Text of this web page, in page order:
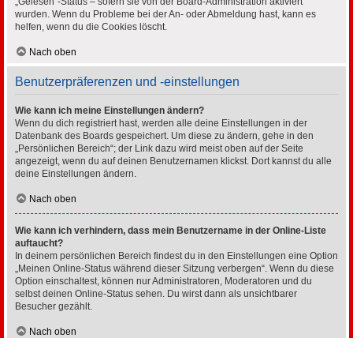
wurden. Wenn du Probleme bei der An- oder Abmeldung hast, kann es
helfen, wenn du die Cookies löscht.
Nach oben
Benutzerpräferenzen und -einstellungen
Wie kann ich meine Einstellungen ändern?
Wenn du dich registriert hast, werden alle deine Einstellungen in der
Datenbank des Boards gespeichert. Um diese zu ändern, gehe in den
„Persönlichen Bereich“; der Link dazu wird meist oben auf der Seite
angezeigt, wenn du auf deinen Benutzernamen klickst. Dort kannst du alle
deine Einstellungen ändern.
Nach oben
Wie kann ich verhindern, dass mein Benutzername in der Online-Liste
auftaucht?
In deinem persönlichen Bereich findest du in den Einstellungen eine Option
„Meinen Online-Status während dieser Sitzung verbergen“. Wenn du diese
Option einschaltest, können nur Administratoren, Moderatoren und du
selbst deinen Online-Status sehen. Du wirst dann als unsichtbarer
Besucher gezählt.
Nach oben